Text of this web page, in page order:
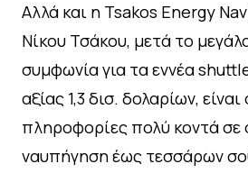
Αλλά και η Tsakos Energy
Νίκου Τσάκου, μετά το
συμφωνία για τα εννέα
αξίας 1,3 δισ. δολαρίων,
πληροφορίες πολύ κοντά σε
ναυπήγηση έως τεσσάρων